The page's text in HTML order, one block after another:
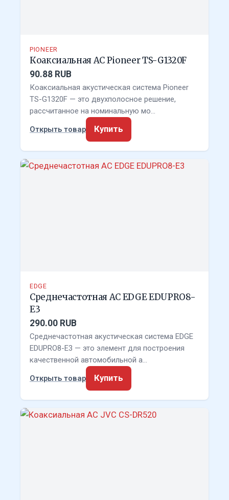
PIONEER
Коаксиальная АС Pioneer TS-G1320F
90.88 RUB
Коаксиальная акустическая система Pioneer
TS-G1320F — это двухполосное решение,
рассчитанное на номинальную мо…
Открыть товар
Купить
EDGE
Среднечастотная АС EDGE EDUPRO8-
E3
290.00 RUB
Среднечастотная акустическая система EDGE
EDUPRO8-E3 — это элемент для построения
качественной автомобильной а…
Открыть товар
Купить